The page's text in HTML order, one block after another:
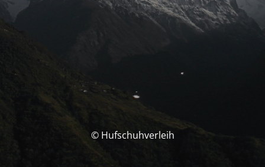
© Hufschuhverleih